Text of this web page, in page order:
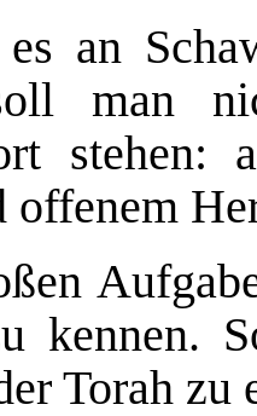
an
man
stehen:
kennen.
Torah zu